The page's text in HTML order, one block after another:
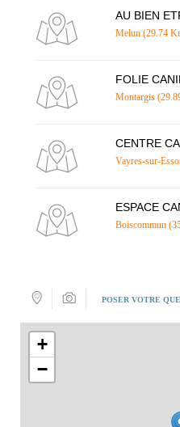
AU BIEN
Melun (29.74
FOLIE
Montargis
CENTRE
Vayres-sur-
ESPACE
Boiscommun
POSER VOTRE
+
−